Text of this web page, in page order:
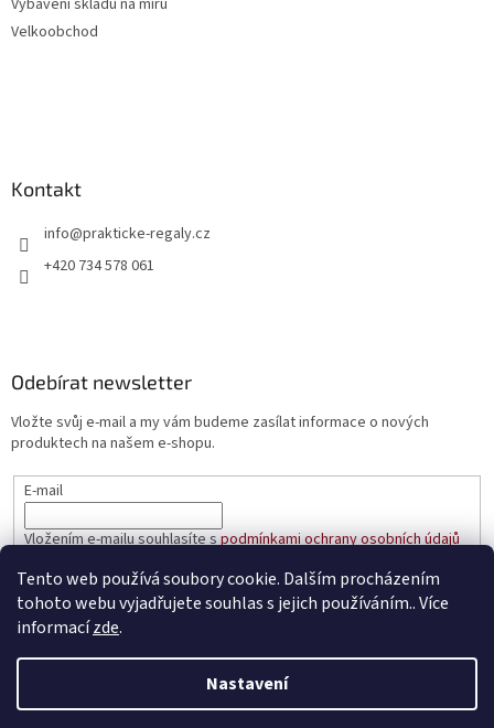
Tento web používá soubory cookie. Dalším procházením
tohoto webu vyjadřujete souhlas s jejich používáním.. Více
informacízde.
Nastavení
Velkoobchod
Kontakt
info@prakticke-regaly.cz
+420 734 578 061
Odebírat newsletter
Vložte svůj e-mail a my vám budeme zasílat informace o nových
produktech na našem e-shopu.
E-mail
Vložením e-mailu souhlasíte spodmínkami ochrany osobních údajů
PŘIHLÁSIT SE
Vytvořil Shoptet